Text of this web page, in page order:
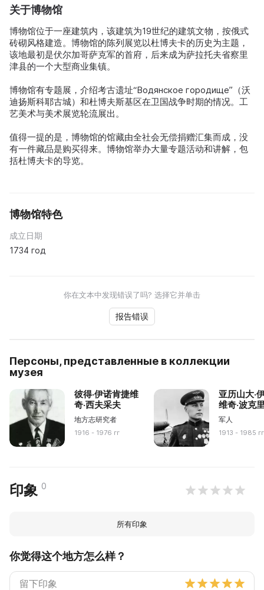
关于博物馆
博物馆位于一座建筑内，该建筑为19世纪的建筑文物，按俄式
砖砌风格建造。博物馆的陈列展览以杜博夫卡的历史为主题，
该地最初是伏尔加哥萨克军的首府，后来成为萨拉托夫省察里
津县的一个大型商业集镇。
博物馆有专题展，介绍考古遗址“Водянское городище”（沃
迪扬斯科耶古城）和杜博夫斯基区在卫国战争时期的情况。工
艺美术与美术展览轮流展出。
值得一提的是，博物馆的馆藏由全社会无偿捐赠汇集而成，没
有一件藏品是购买得来。博物馆举办大量专题活动和讲解，包
括杜博夫卡的导览。
博物馆特色
成立日期
1734 год
你在文本中发现错误了吗? 选择它并单击
报告错误
Персоны, представленные в коллекции
музея
彼得·伊诺肯捷维
奇·西夫采夫
地方志研究者
1916 - 1976 гг
亚历山大·
维奇·波克
军人
1913 - 1985 гг
印象 0
所有印象
你觉得这个地方怎么样？